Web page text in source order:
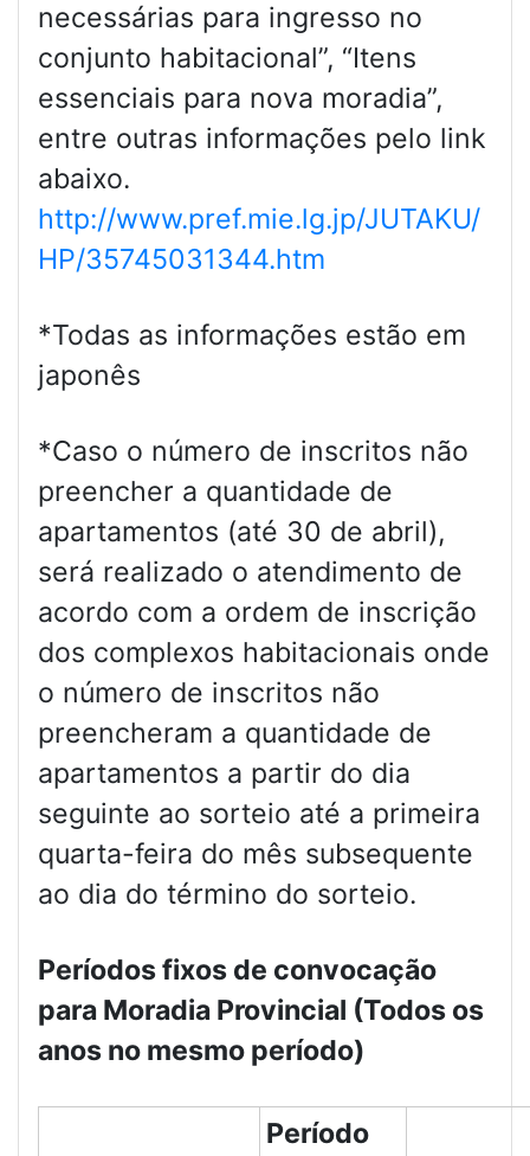
necessárias para ingresso no
conjunto habitacional”, “Itens
essenciais para nova moradia”,
entre outras informações pelo link
abaixo.
http://www.pref.mie.lg.jp/JUTAKU/
HP/35745031344.htm
*Todas as informações estão em
japonês
*Caso o número de inscritos não
preencher a quantidade de
apartamentos (até 30 de abril),
será realizado o atendimento de
acordo com a ordem de inscrição
dos complexos habitacionais onde
o número de inscritos não
preencheram a quantidade de
apartamentos a partir do dia
seguinte ao sorteio até a primeira
quarta-feira do mês subsequente
ao dia do término do sorteio.
Períodos fixos de convocação
para Moradia Provincial (Todos os
anos no mesmo período)
Período